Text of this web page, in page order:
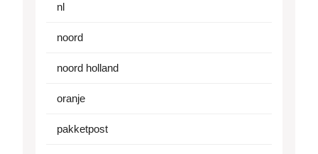
nl
noord
noord holland
oranje
pakketpost